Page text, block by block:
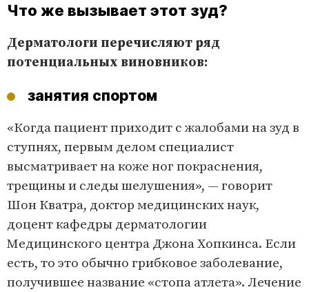
Что же вызывает этот зуд?
Дерматологи перечисляют ряд
потенциальных виновников:
занятия спортом
«Когда пациент приходит с жалобами на зуд в
ступнях, первым делом специалист
высматривает на коже ног покраснения,
трещины и следы шелушения», — говорит
Шон Кватра, доктор медицинских наук,
доцент кафедры дерматологии
Медицинского центра Джона Хопкинса. Если
есть, то это обычно грибковое заболевание,
получившее название «стопа атлета». Лечение